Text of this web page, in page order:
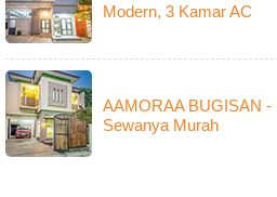
Modern, 3 Kamar AC
AAMORAA BUGISAN -
Sewanya Murah